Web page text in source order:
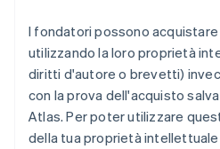
I fondatori possono acquistare
utilizzando la loro proprietà
diritti d'autore o brevetti)
con la prova dell'acquisto
Atlas. Per poter utilizzare
della tua proprietà